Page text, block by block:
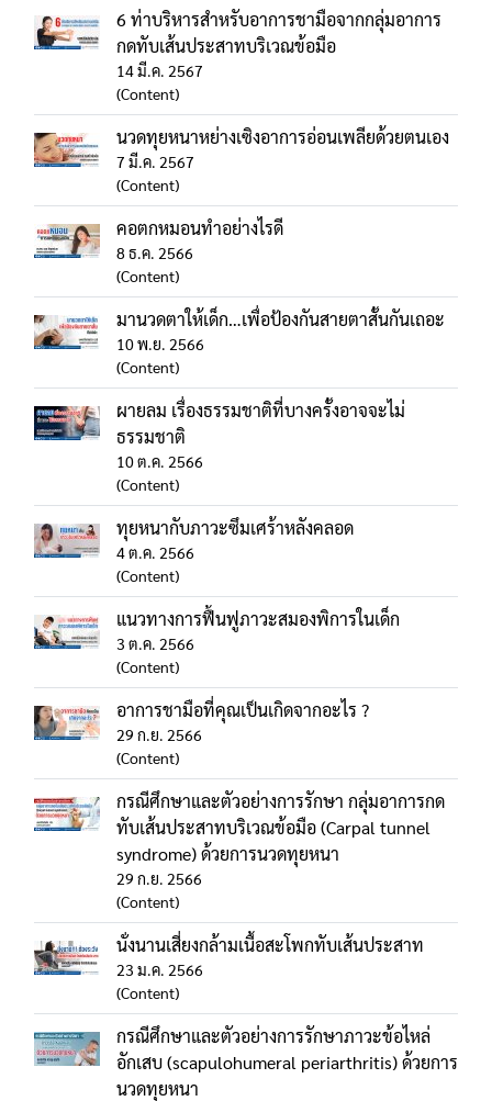
6 ท่าบริหารสำหรับอาการชามือจากกลุ่มอาการ
กดทับเส้นประสาทบริเวณข้อมือ
14 มี.ค. 2567
(Content)
นวดทุยหนาหย่างเซิงอาการอ่อนเพลียด้วยตนเอง
7 มี.ค. 2567
(Content)
คอตกหมอนทำอย่างไรดี
8 ธ.ค. 2566
(Content)
มานวดตาให้เด็ก…เพื่อป้องกันสายตาสั้นกันเถอะ
10 พ.ย. 2566
(Content)
ผายลม เรื่องธรรมชาติที่บางครั้งอาจจะไม่
ธรรมชาติ
10 ต.ค. 2566
(Content)
ทุยหนากับภาวะซึมเศร้าหลังคลอด
4 ต.ค. 2566
(Content)
แนวทางการฟื้นฟูภาวะสมองพิการในเด็ก
3 ต.ค. 2566
(Content)
อาการชามือที่คุณเป็นเกิดจากอะไร ?
29 ก.ย. 2566
(Content)
กรณีศึกษาและตัวอย่างการรักษา กลุ่มอาการกด
ทับเส้นประสาทบริเวณข้อมือ (Carpal tunnel
syndrome) ด้วยการนวดทุยหนา
29 ก.ย. 2566
(Content)
นั่งนานเสี่ยงกล้ามเนื้อสะโพกทับเส้นประสาท
23 ม.ค. 2566
(Content)
กรณีศึกษาและตัวอย่างการรักษาภาวะข้อไหล่
อักเสบ (scapulohumeral periarthritis) ด้วยการ
นวดทุยหนา